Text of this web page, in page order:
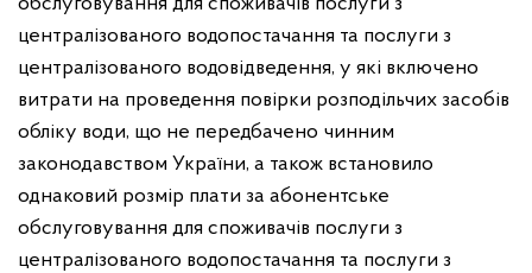
централізованого водопостачання та послуги з
централізованого водовідведення, у які включено
витрати на проведення повірки розподільчих засобів
обліку води, що не передбачено чинним
законодавством України, а також встановило
однаковий розмір плати за абонентське
обслуговування для споживачів послуги з
централізованого водопостачання та послуги з